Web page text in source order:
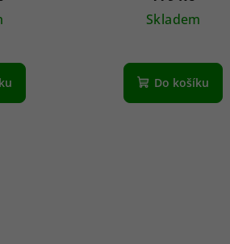
Skladem
Do košíku